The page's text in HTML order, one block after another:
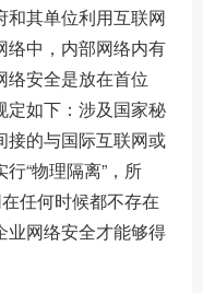
和其单位利用互联网
络中，内部网络内有
络安全是放在首位
定如下：涉及国家秘
接的与国际互联网或
“物理隔离”，所
任何时候都不存在
业网络安全才能够得